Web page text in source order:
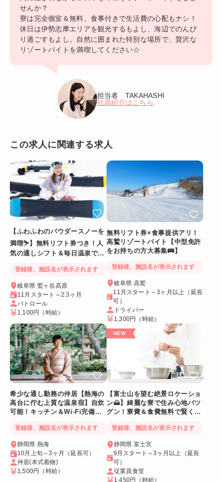
せんか？
寮は完全個室＆無料、食事付きで生活費の心配もナシ！
休日は伊勢志摩エリアを観光するもよし、海辺でのんび
り過ごすもよし。自然に囲まれた特別な場所で、贅沢な
リゾートバイトを満喫してください☆
担当者 TAKAHASHI
社員紹介はこちら
この求人に関連する求人
【ふわふわのパウダースノーを
満喫⛷️】無料リフト券つき！人
気の通しシフト＆毎日温泉でリ
登録後、施設名が表示されます
岐阜県 鷲ヶ岳高原
11月スタート～2.3ヶ月
パトロール
1,100円 （時給）
無料リフト券×食事提供アリ！
高鷲リゾートバイト【中型免許
をお持ちの方大募集🚌】
登録後、施設名が表示されます
岐阜県 高鷲
11月スタート～3ヶ月以上（延長
可）
ドライバー
1,300円 （時給）
希少な通し勤務の仲居【熱海の
高台に佇む上質な温泉宿】自炊
可能！キッチン＆Wi-Fi完備！
登録後、施設名が表示されます
静岡県 熱海
10月上旬～3ヶ月（延長可）
仲居(本式着物)
1,500円
（時給）
【富士山を望む絶景ロケーショ
ン🗻】綺麗な寮で住み心地バツ
グン！寮費＆食費無料で賢く稼
登録後、施設名が表示されます
静岡県 富士宮
9月スタート～3ヶ月以上（延長
可）
従業員食堂
1,450円
（時給）